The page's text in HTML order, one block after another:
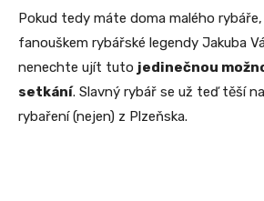
Pokud tedy máte doma malého
fanouškem rybářské legendy Jakuba
nenechte ujít tuto jedinečnou
setkání. Slavný rybář se už teď těší
rybaření (nejen) z Plzeňska.